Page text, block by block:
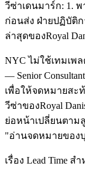
วีซ่าเดนมาร์ก: 1. พ
ก่อนส่ง ฝ่ายปฏิบัติ
ล่าสุดของRoyal
NYC ไม่ใช้เทมเพ
— Senior
เพื่อให้จดหมายสะ
วีซ่าของRoyal
ย่อหน้าเปลี่ยนตาม
"อ่านจดหมายของ
เรื่อง Lead Time